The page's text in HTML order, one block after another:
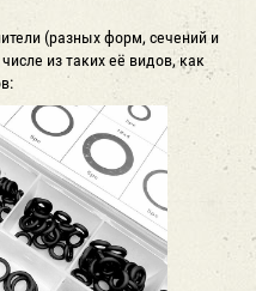
(разных форм, сечений и
из таких её видов, как